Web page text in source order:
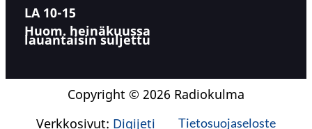
LA 10-15
Huom. heinäkuussa
lauantaisin suljettu
Copyright © 2026 Radiokulma
Verkkosivut: Digijeti Tietosuojaseloste